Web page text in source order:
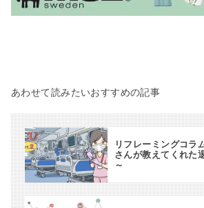
あわせて読みたいおすすめの記事
リフレーミングコラ
さんが教えてくれた
～